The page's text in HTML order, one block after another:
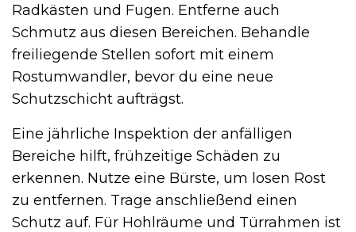
Radkästen und Fugen. Entferne auch
Schmutz aus diesen Bereichen. Behandle
freiliegende Stellen sofort mit einem
Rostumwandler, bevor du eine neue
Schutzschicht aufträgst.
Eine jährliche Inspektion der anfälligen
Bereiche hilft, frühzeitige Schäden zu
erkennen. Nutze eine Bürste, um losen Rost
zu entfernen. Trage anschließend einen
Schutz auf. Für Hohlräume und Türrahmen ist